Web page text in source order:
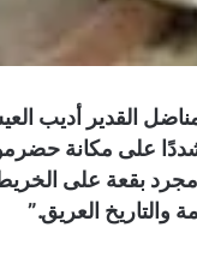
القدير أديب
على مكانة
بقعة على
والتاريخ العريق.”